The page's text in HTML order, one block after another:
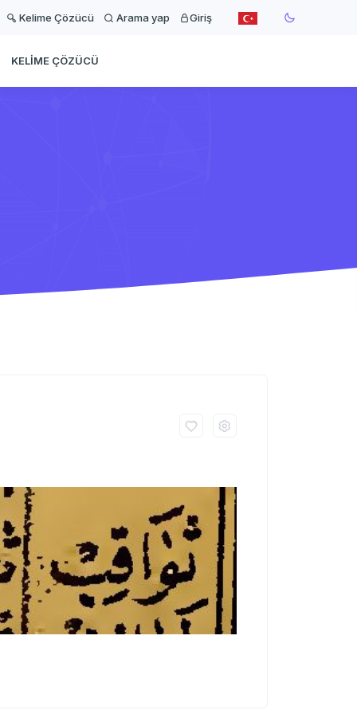
Kelime Çözücü Arama yap Giriş
KELIME ÇÖZÜCÜ